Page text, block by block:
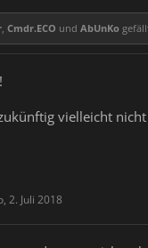
, Cmdr.ECO und AbUnKo
vielleicht
, 2. Juli 2018